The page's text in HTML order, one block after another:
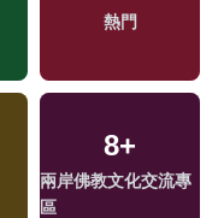
熱門
8+
兩岸佛教文化交流專
區